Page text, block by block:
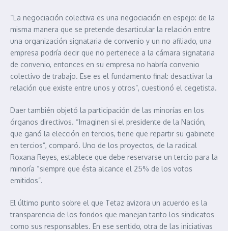
“La negociación colectiva es una negociación en espejo: de la
misma manera que se pretende desarticular la relación entre
una organización signataria de convenio y un no afiliado, una
empresa podría decir que no pertenece a la cámara signataria
de convenio, entonces en su empresa no habría convenio
colectivo de trabajo. Ese es el fundamento final: desactivar la
relación que existe entre unos y otros”, cuestionó el cegetista.
Daer también objetó la participación de las minorías en los
órganos directivos. “Imaginen si el presidente de la Nación,
que ganó la elección en tercios, tiene que repartir su gabinete
en tercios”, comparó. Uno de los proyectos, de la radical
Roxana Reyes, establece que debe reservarse un tercio para la
minoría “siempre que ésta alcance el 25% de los votos
emitidos”.
El último punto sobre el que Tetaz avizora un acuerdo es la
transparencia de los fondos que manejan tanto los sindicatos
como sus responsables. En ese sentido, otra de las iniciativas